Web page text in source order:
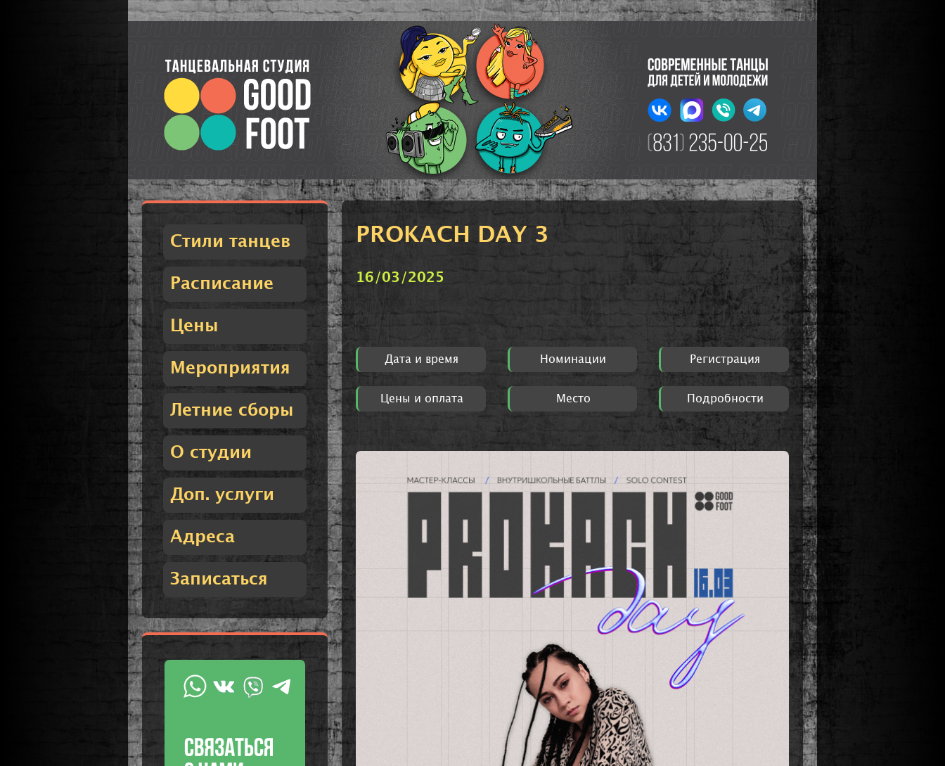
Стили танцев
Расписание
Цены
Мероприятия
Летние сборы
О студии
Доп. услуги
Адреса
Записаться
PROKACH DAY 3
16/03/2025
Дата и время Номинации Регистрация
Цены и оплата Место Подробности